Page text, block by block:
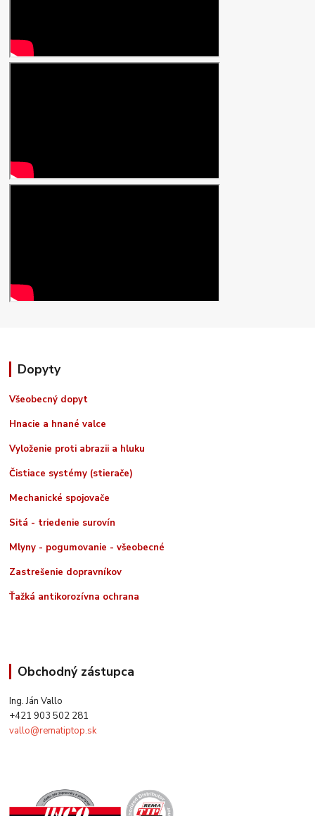
Dopyty
Všeobecný dopyt
Hnacie a hnané valce
Vyloženie proti abrazii a hluku
Čistiace systémy (stierače)
Mechanické spojovače
Sitá - triedenie surovín
Mlyny - pogumovanie - všeobecné
Zastrešenie dopravníkov
Ťažká antikorozívna ochrana
Obchodný zástupca
Ing. Ján Vallo
+421 903 502 281
vallo@rematiptop.sk